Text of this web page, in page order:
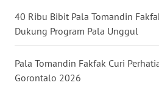
40 Ribu Bibit Pala Tomandin
Dukung Program Pala Unggul
Pala Tomandin Fakfak Curi
Gorontalo 2026
WN
MALUKU
WN
MALUT